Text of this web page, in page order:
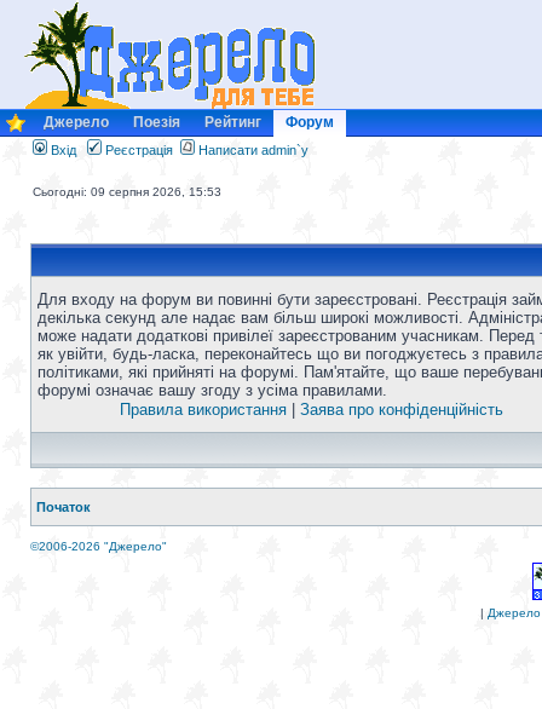
Джерело Поезія Рейтинг Форум
Вхід Реєстрація Написати admin`у
Сьогодні: 09 серпня 2026, 15:53
Для входу на форум ви повинні бути зареєстровані. Реєстрація
декілька секунд але надає вам більш широкі можливості.
може надати додаткові привілеї зареєстрованим учасникам. Перед
як увійти, будь-ласка, переконайтесь що ви погоджуєтесь з
політиками, які прийняті на форумі. Пам'ятайте, що ваше
форумі означає вашу згоду з усіма правилами.
Правила використання
Заява про конфіденційність
Початок
©2006-2026 "Джерело"
| Джерело